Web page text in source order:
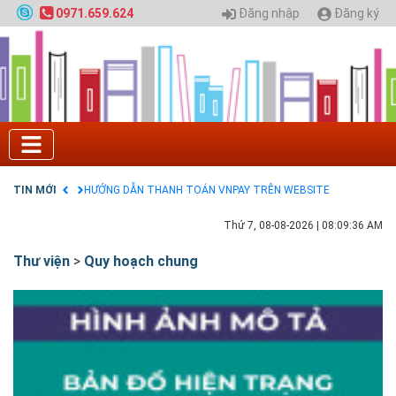
0971.659.624 Đăng nhập Đăng ký
TIN MỚI
Quy hoạch chung hệ thống đê điều thành phố Hà
Nội
GIAO LƯU TRỰC TUYẾN - TƯ VẤN TUYỂN SINH ĐẠI
HỌC CHÍNH QUY ĐẠI HỌC KIẾN TRÚC NĂM 2020 -
SỐ 02
Nạp EP vào tài khoản bằng thẻ cào điện thoại
Tuyển sinh 2025, Khoa kỹ thuật hạ tầng và môi
HƯỚNG DẪN THANH TOÁN VNPAY TRÊN WEBSITE
Thứ 7, 08-08-2026 08:09:37 AM
Thư viện > Quy hoạch chung